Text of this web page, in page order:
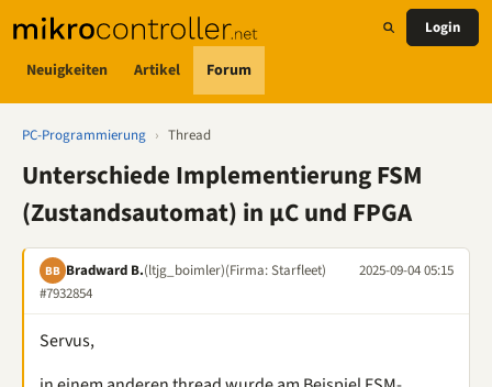
Neuigkeiten Artikel Forum
Login
PC-Programmierung › Thread
Unterschiede Implementierung FSM
(Zustandsautomat) in µC und FPGA
BB Bradward B.(ltjg_boimler)(Firma: Starfleet)
2025-09-04 05:15
#7932854
Servus,